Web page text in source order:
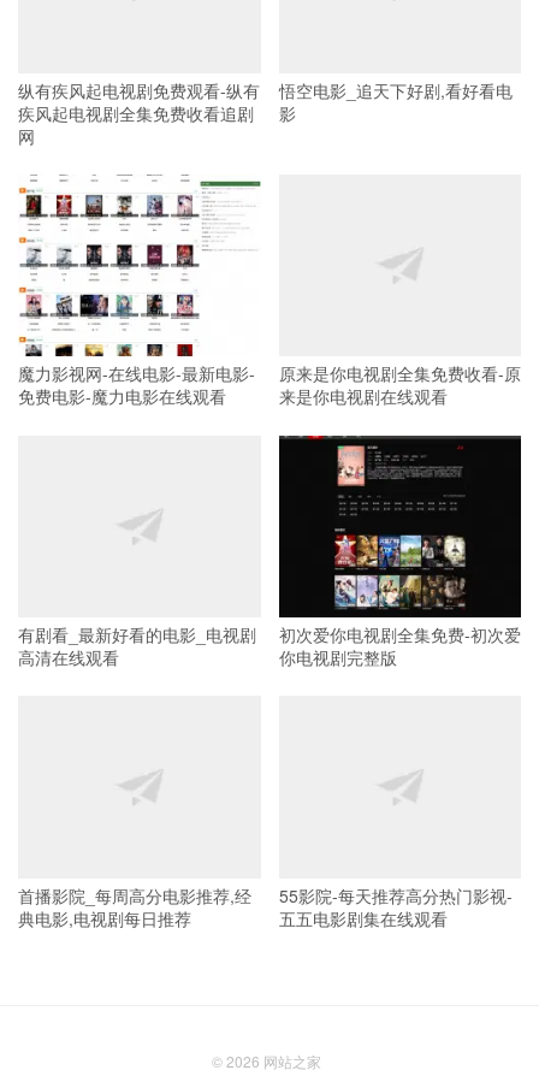
纵有疾风起电视剧免费观看-纵有
疾风起电视剧全集免费收看追剧
网
悟空电影_追天下好剧,看好看电
影
魔力影视网-在线电影-最新电影-
免费电影-魔力电影在线观看
原来是你电视剧全集免费收看-原
来是你电视剧在线观看
有剧看_最新好看的电影_电视剧
高清在线观看
初次爱你电视剧全集免费-初次爱
你电视剧完整版
首播影院_每周高分电影推荐,经
典电影,电视剧每日推荐
55影院-每天推荐高分热门影视-
五五电影剧集在线观看
© 2026 网站之家